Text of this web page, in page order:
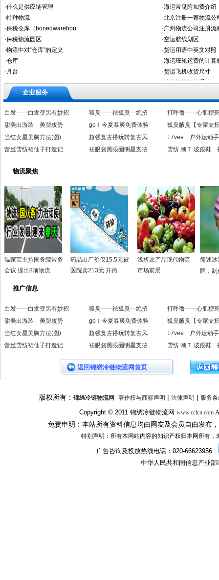
企业服务
白发——白发变黑有妙招 狐臭——祛狐臭—绝招
打呼噜——心肌梗
甜美出游装 美腿攻势
go！今夏暴爽免费体验
狐臭腋臭【专家支
当红女星美胸方法(图)
超强复古搭玩转复古风
17vee 户外运动
蕾丝雪纺裙仙子打造记
祛眼袋黑眼圈明星支招 雪纺 潮Ｔ 坡跟鞋
物流聚焦
温家宝主持国务院常务
会议 提出8项物流
药品出厂价仅15.5元被
医院卖213元 开药
浅析农产品现代物流
市场前景
简述冰
牌，制
推广信息
白发——白发变黑有妙招 狐臭——祛狐臭—绝招
打呼噜——心肌梗
甜美出游装 美腿攻势
go！今夏暴爽免费体验
狐臭腋臭【专家支
当红女星美胸方法(图)
超强复古搭玩转复古风
17vee 户外运动
蕾丝雪纺裙仙子打造记
祛眼袋黑眼圈明星支招 雪纺 潮Ｔ 坡跟鞋
返回锦绣冷链物流网首页
版权所有： 锦绣冷链物流网 著作权与商标声明 | 法律声明 | 服务条
Copyright © 2011 锦绣冷链物流网 www.cclcn.com
免责申明：本站所有资料信息均由网友及会员自由发布
特别声明：所有本网站内容的知识产权归本网所有
广告咨询及投放热线电话： 020-66623956
中华人民共和国信息产业